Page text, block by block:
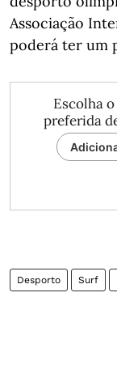
Associação
poderá ter um
Escolha
preferida
Desporto Surf